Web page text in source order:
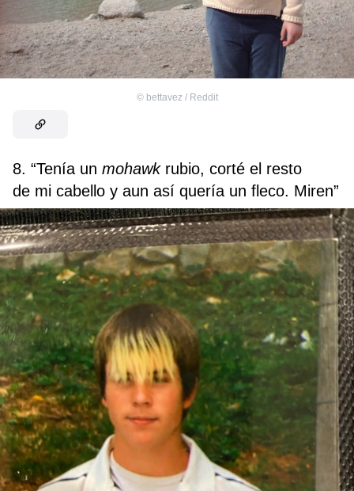
© bettavez / Reddit
8. “Tenía un mohawkrubio, corté el resto
de mi cabello y aun así quería un fleco. Miren”